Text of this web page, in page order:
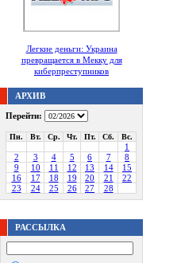
Легкие деньги: Украина
превращается в Мекку для
киберпреступников
АРХИВ
Перейти:
Пн. Вт. Ср. Чт. Пт. Сб. Вс.
1
2
3 4 5 6 7
8
9
10 11 12 13 14
15
16
17 18 19 20 21
22
23
24 25 26 27 28
РАССЫЛКА